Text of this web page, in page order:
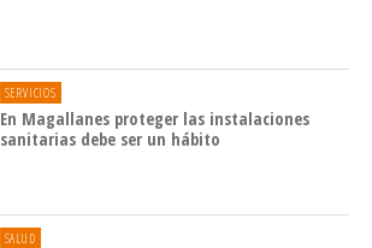
SERVICIOS
En Magallanes proteger las instalaciones
sanitarias debe ser un hábito
SALUD